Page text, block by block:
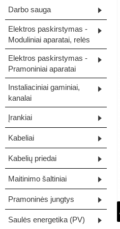
Darbo sauga
Elektros paskirstymas -
Moduliniai aparatai, relės
Elektros paskirstymas -
Pramoniniai aparatai
Instaliaciniai gaminiai,
kanalai
Įrankiai
Kabeliai
Kabelių priedai
Maitinimo šaltiniai
Pramoninės jungtys
Saulės energetika (PV)